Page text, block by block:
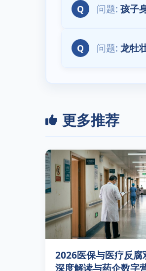
Q 孩子
Q 龙牡
更多推荐
2026医保与医疗反腐
深度解读与药企数字